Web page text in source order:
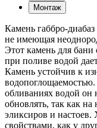
Монтаж
Камень габбро-
не имеющая
Этот камень для бани
при поливе водой
Камень устойчив к
обливаниях водой он
обновлять, так как на
эликсиров и настоев.
свойствами, как у